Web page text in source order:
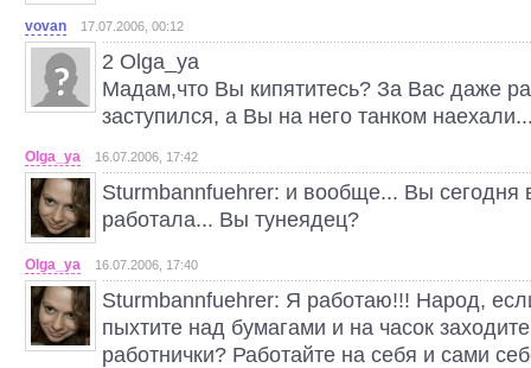
vovan 17.07.2006, 00:12
2 Olga_yа
Мадам,что Вы кипятитесь? За Вас даже
заступился, а Вы на него танком
Olga_ya 16.07.2006, 17:42
Sturmbannfuehrer: и вообще... Вы сегодня
работала... Вы тунеядец?
Olga_ya 16.07.2006, 17:40
Sturmbannfuehrer: Я работаю!!! Народ,
пыхтите над бумагами и на часок
работнички? Работайте на себя и сами